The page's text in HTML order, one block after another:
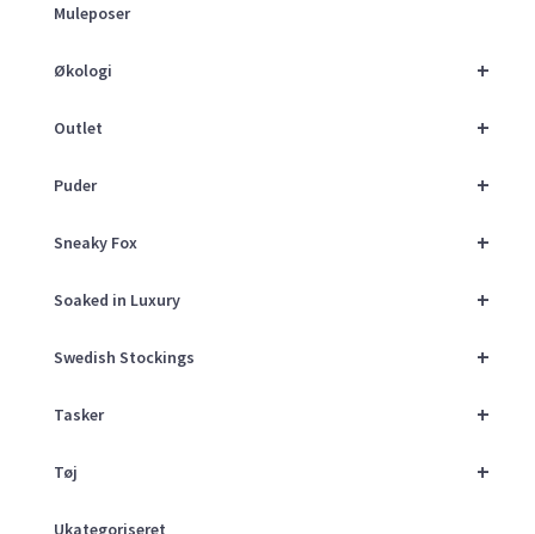
Muleposer
+
Økologi
+
Outlet
+
Puder
+
Sneaky Fox
+
Soaked in Luxury
+
Swedish Stockings
+
Tasker
+
Tøj
Ukategoriseret